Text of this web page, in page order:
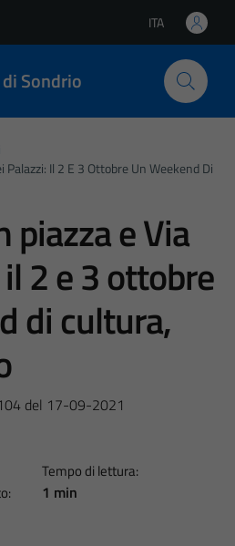
Lingua attiva:
ITA
Sondrio
Palazzi: Il 2 E 3 Ottobre Un Weekend Di
piazza e Via
2 e 3 ottobre
di cultura,
del 17-09-2021
Tempo di lettura:
1 min